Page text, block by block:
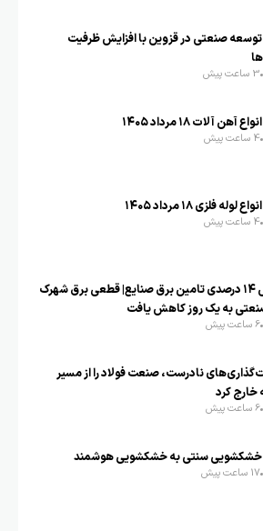
صنعتی در قزوین با افزایش ظرفیت
3 ساعت پیش
آهن آلات ۱۸ مرداد ۱۴۰۵
4 ساعت پیش
فلزی ۱۸ مرداد ۱۴۰۵
4 ساعت پیش
افزایش ۱۴ درصدی تامین برق صنایع| قطعی برق شهرک
به یک روز کاهش یافت
6 ساعت پیش
نادرست، صنعت فولاد را از مسیر
کرد
6 ساعت پیش
خشکشویی سنتی به خشکشویی هوشمند
17 ساعت پیش